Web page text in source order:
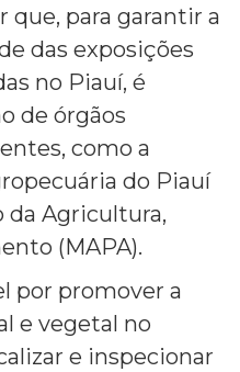
que, para garantir a
das exposições
no Piauí, é
de órgãos
como a
do Piauí
da Agricultura,
(MAPA).
por promover a
e vegetal no
e inspecionar